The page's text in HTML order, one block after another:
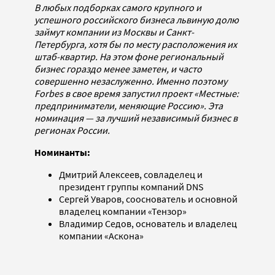
В любых подборках самого крупного и
успешного российского бизнеса львиную долю
займут компании из Москвы и Санкт-
Петербурга, хотя бы по месту расположения их
штаб-квартир. На этом фоне региональный
бизнес гораздо менее заметен, и часто
совершенно незаслуженно. Именно поэтому
Forbes в свое время запустил проект «Местные:
предприниматели, меняющие Россию». Эта
номинация — за лучший независимый бизнес в
регионах России.
Номинанты:
Дмитрий Алексеев, совладелец и
президент группы компаний DNS
Сергей Уваров, сооснователь и основной
владелец компании «Тензор»
Владимир Седов, основатель и владелец
компании «Аскона»